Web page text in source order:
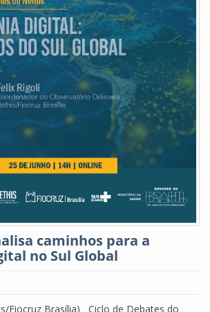
caminhos para a
no Sul Global
Fiocruz Brasília) Ciclo de Debates do